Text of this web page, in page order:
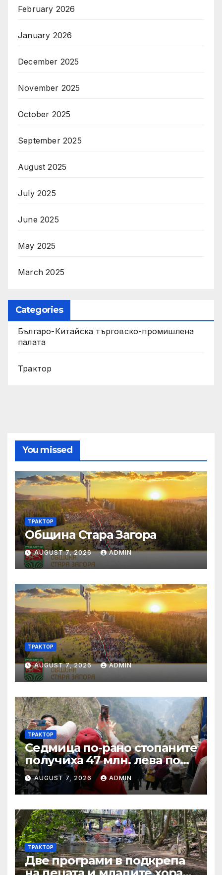
February 2026
January 2026
December 2025
November 2025
October 2025
September 2025
August 2025
July 2025
June 2025
May 2025
March 2025
Categories
Българо-Китайска търговско-промишлена
палата
Трактор
You missed
ТРАКТОР
Община Стара Загора
AUGUST 7, 2026 ADMIN
ТРАКТОР
AUGUST 7, 2026 ADMIN
ТРАКТОР
Седмица по-рано стопаните
получиха 47 млн. лева по
четири биологични и
агроекологични
интервенции за Кампания
2024
AUGUST 7, 2026 ADMIN
ТРАКТОР
Две програми в подкрепа